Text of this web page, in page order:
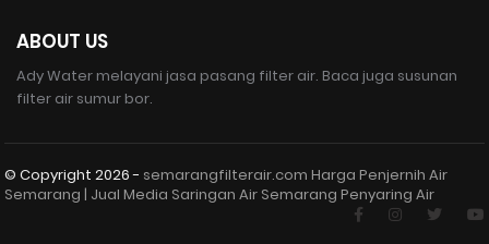
ABOUT US
Ady Water melayani jasa pasang filter air. Baca juga susunan
filter air sumur bor.
© Copyright2026 - semarangfilterair.com Harga Penjernih Air
Semarang | Jual Media Saringan Air Semarang Penyaring Air